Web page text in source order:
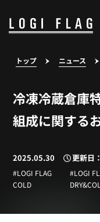
トップ ニュース
冷凍冷蔵倉庫
組成に関する
2025.05.30 更新日
LOGI FLAG
COLD
LOGI